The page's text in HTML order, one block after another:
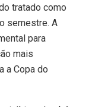
tratado como
semestre. A
para
mais
a Copa do